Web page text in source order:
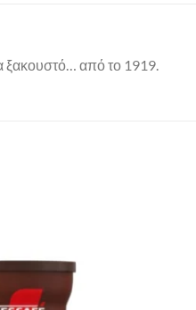
ξακουστό… από το 1919.